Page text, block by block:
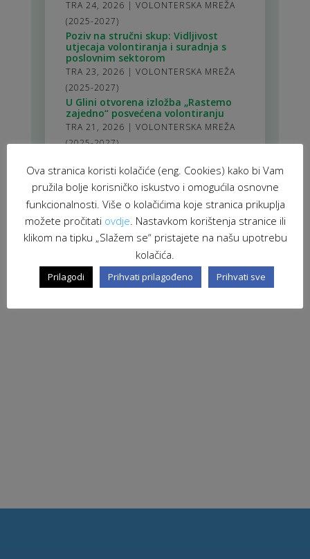
TRA 24, 2026 | VOLONTERSKA MREŽA
(2025-2027)
Poziv na stručni skup: Vidljivost
utjecaja volontiranja i suradnja s
poslovnim sektorom
TRA 23, 2026 | VOLONTERSKA MREŽA
(2025-2027)
U Glini otvorena izložba „Rastemo
zajedno“ posvećena volontiranju
TRA 21, 2026 | VOLONTERSKA MREŽA
(2025-2027)
1
2 3 4 5 > 10 20 30 > 114
Ova stranica koristi kolačiće (eng. Cookies) kako bi Vam
pružila bolje korisničko iskustvo i omogućila osnovne
funkcionalnosti. Više o kolačićima koje stranica prikuplja
možete pročitati ovdje. Nastavkom korištenja stranice ili
klikom na tipku „Slažem se“ pristajete na našu upotrebu
kolačića.
Prilagodi Prihvati prilagođeno Prihvati sve